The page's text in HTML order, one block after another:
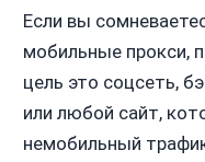
Если вы
мобильные прокси,
цель это соцсеть,
или любой сайт,
немобильный